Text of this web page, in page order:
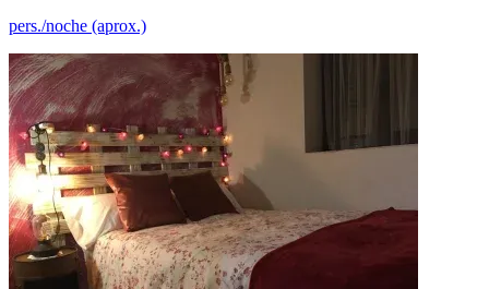
pers./noche (aprox.)